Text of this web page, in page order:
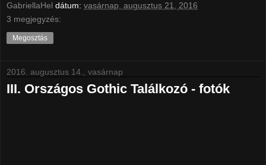
GabriellaHel dátum: vasárnap, augusztus 21, 2016
3 megjegyzés:
Megosztás
2016. augusztus 14., vasárnap
III. Országos Gothic Találkozó - fotók